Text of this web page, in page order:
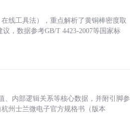
线工具法），重点解析了黄铜棒密度取
，数据参考GB/T 4423-2007等国家标
、内部逻辑关系等核心数据，并附引脚参
州士兰微电子官方规格书（版本